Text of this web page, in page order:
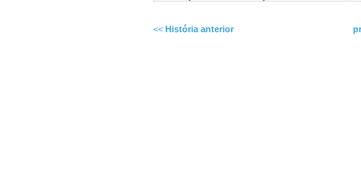
<< História anterior